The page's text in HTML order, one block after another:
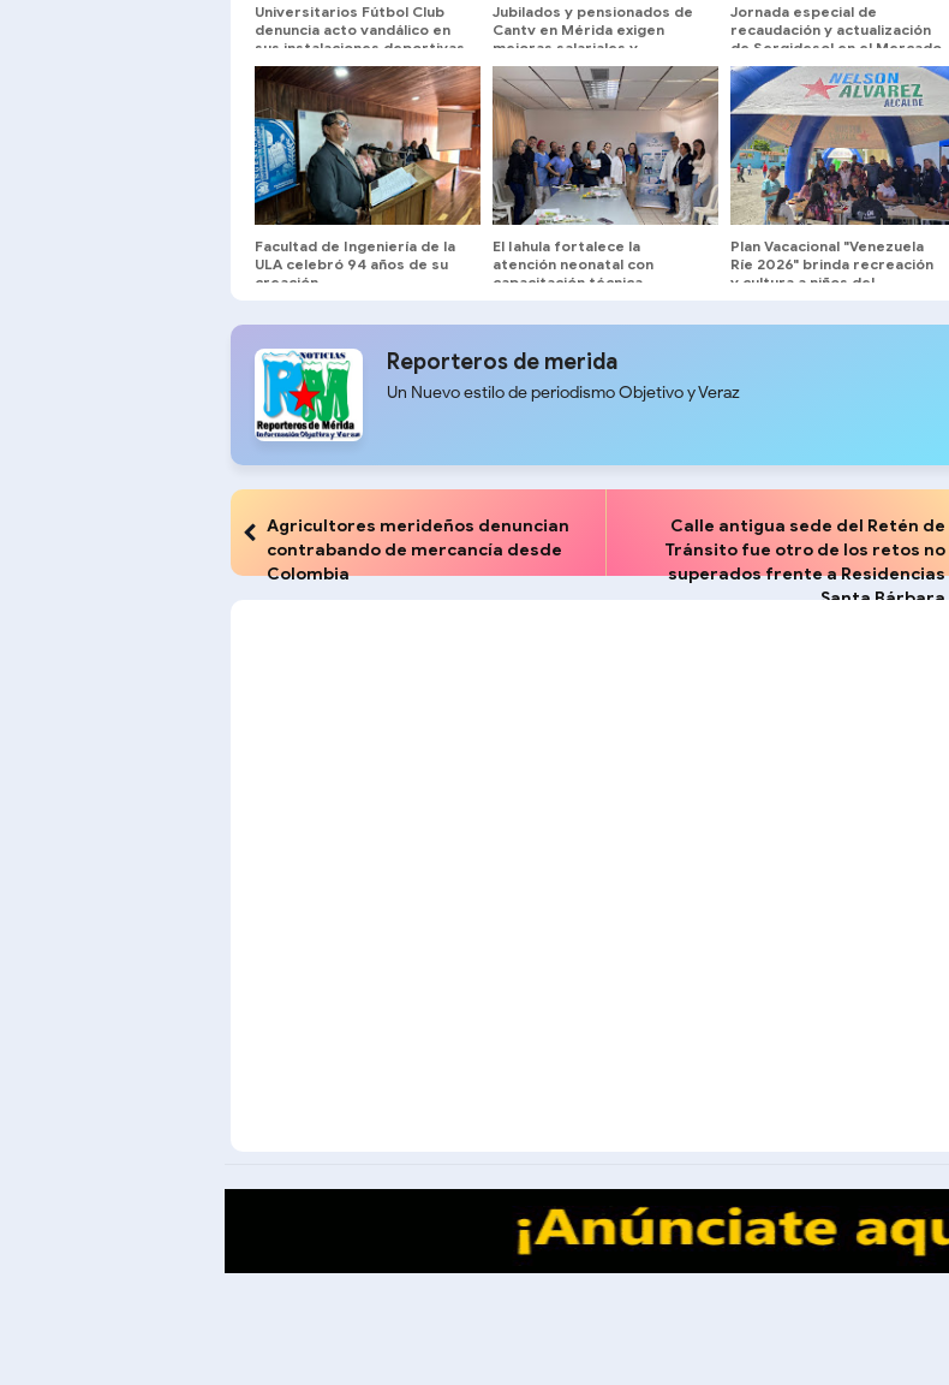
Universitarios Fútbol Club
denuncia acto vandálico en
sus instalaciones deportivas
Jubilados y pensionados de
Cantv en Mérida exigen
mejoras salariales y
servicios médicos
Jornada especial de
recaudación y actualización
de Sergidesol en el Mercado
Periférico hasta este
domingo
Facultad de Ingeniería de la
ULA celebró 94 años de su
creación
El Iahula fortalece la
atención neonatal con
capacitación técnica
Plan Vacacional "Venezuela
Ríe 2026" brinda recreación
y cultura a niños del
Reporteros de merida
Un Nuevo estilo de periodismo Objetivo y Veraz
Agricultores merideños denuncian
contrabando de mercancía desde
Colombia
Calle antigua sede del Retén de
Tránsito fue otro de los retos no
superados frente a Residencias
Santa Bárbara